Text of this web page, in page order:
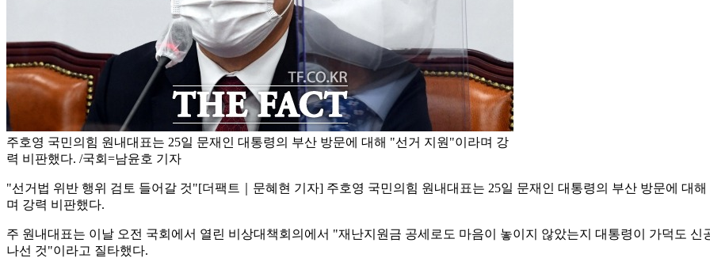
주호영 국민의힘 원내대표는 25일 문재인 대통령의 부산 방문에 대해 "선거 지원"이라며 강
력 비판했다. /국회=남윤호 기자
"선거법 위반 행위 검토 들어갈 것"[더팩트｜문혜현 기자] 주호영 국민의힘 원내대표는 25일 문재인 대통령의 부산 방문에 대
며 강력 비판했다.
주 원내대표는 이날 오전 국회에서 열린 비상대책회의에서 "재난지원금 공세로도 마음이 놓이지 않았는지 대통령이 가덕도
나선 것"이라고 질타했다.